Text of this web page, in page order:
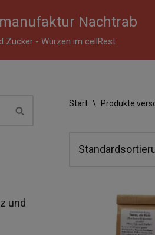
Nachtrab
Zucker - Würzen im cellRest
und
Start \ Produkte